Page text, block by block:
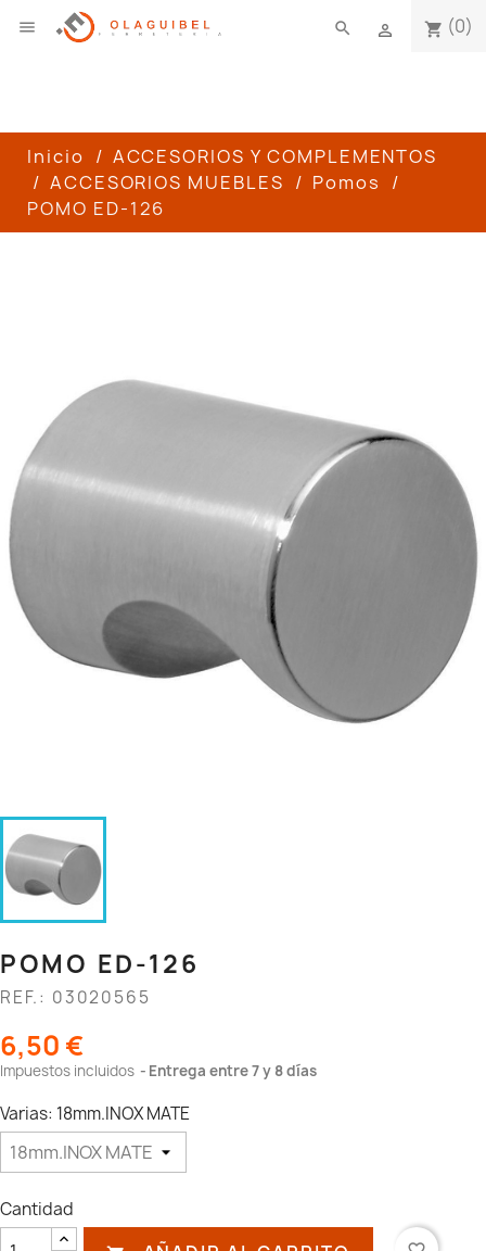
 shopping_cart (0)

search
Inicio
ACCESORIOS Y COMPLEMENTOS
ACCESORIOS MUEBLES
Pomos
POMO ED-126
POMO ED-126
REF.: 03020565
6,50 €
Impuestos incluidos Entrega entre 7 y 8 días
Varias: 18mm.INOX MATE
Cantidad